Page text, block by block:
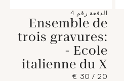
الدفعة رقم 4
Ensemble de
trois gravures:
- Ecole
italienne du X
20 / 30 €